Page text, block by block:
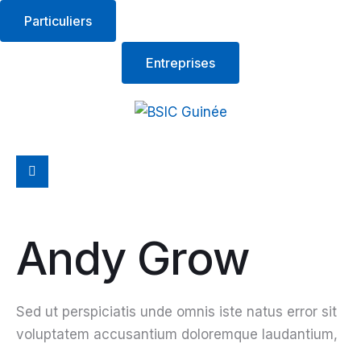
Particuliers
Entreprises
Andy Grow
Sed ut perspiciatis unde omnis iste natus error sit
voluptatem accusantium doloremque laudantium,